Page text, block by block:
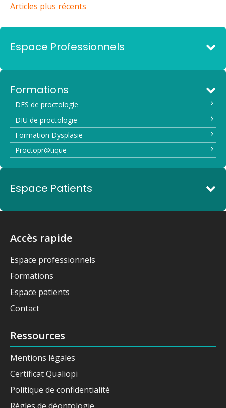
Articles plus récents
Espace Professionnels
Formations
DES de proctologie
DIU de proctologie
Formation Dysplasie
Proctopr@tique
Espace Patients
Accès rapide
Espace professionnels
Formations
Espace patients
Contact
Ressources
Mentions légales
Certificat Qualiopi
Politique de confidentialité